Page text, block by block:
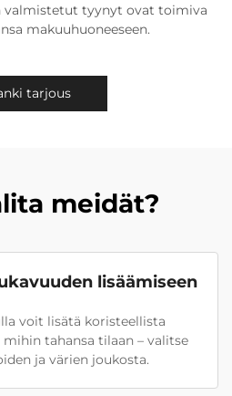
valmistetut tyynyt ovat toimiva
makuuhuoneeseen.
tarjous
meidät?
lisäämiseen
voit lisätä koristeellista
tahansa tilaan – valitse
ja värien joukosta.